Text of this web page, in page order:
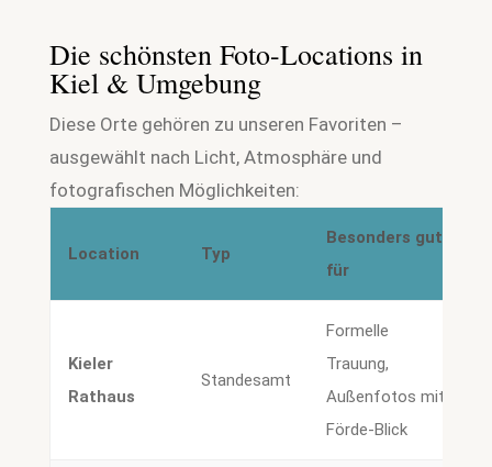
Die schönsten Foto-Locations in
Kiel & Umgebung
Diese Orte gehören zu unseren Favoriten –
ausgewählt nach Licht, Atmosphäre und
fotografischen Möglichkeiten:
Location Typ
Besonders gut
für
Kieler
Rathaus
Standesamt
Formelle
Trauung,
Außenfotos mit
Förde-Blick